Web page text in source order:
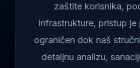
zaštite korisnika,
infrastrukture, pristup je
ograničen dok naš
detaljnu analizu,